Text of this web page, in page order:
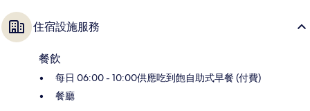
住宿設施服務
餐飲
每日 06:00 - 10:00供應吃到飽自助式早餐 (付費)
餐廳